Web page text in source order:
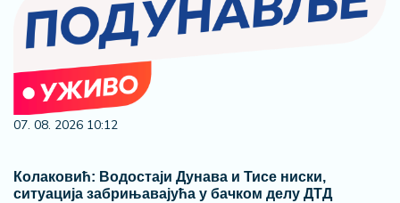
07. 08. 2026 10:12
Колаковић: Водостаји Дунава и Тисе ниски,
ситуација забрињавајућа у бачком делу ДТД